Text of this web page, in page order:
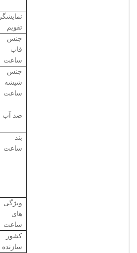
نمایشگر
تقویم
جنس
قاب
ساعت
جنس
شیشه
ساعت
ضد آب
بند
ساعت
ویژگی
های
ساعت
کشور
سازنده